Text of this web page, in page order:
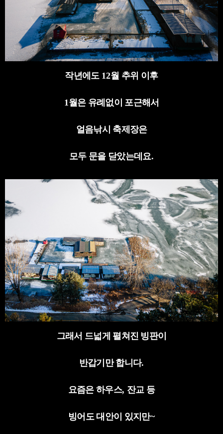
작년에도 12월 추위 이후
1월은 유례없이 포근해서
얼음낚시 축제장은
모두 문을 닫았는데요.
그래서 드넓게 펼쳐진 빙판이
반갑기만 합니다.
요즘은 하우스, 잔교 등
빙어도 대안이 있지만~